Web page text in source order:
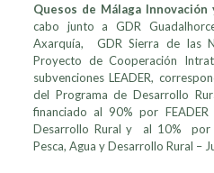
Quesos de Málaga
cabo junto a GDR
Axarquía, GDR Sierra de las
Proyecto de Cooperación
subvenciones LEADER,
del Programa de Desarrollo
financiado al 90% por
Desarrollo Rural y al 10% por
Pesca, Agua y Desarrollo Rural –